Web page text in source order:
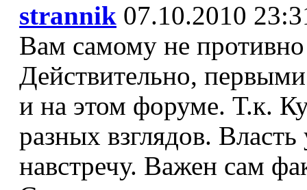
strannik 07.10.2010
Вам самому не противно
Действительно,
и на этом форуме. Т.к.
разных взглядов.
навстречу. Важен сам